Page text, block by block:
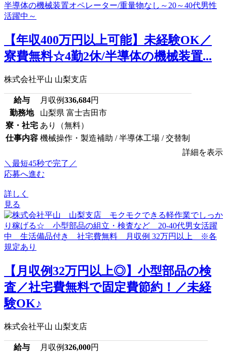
【年収400万円以上可能】未経験OK／
寮費無料☆4勤2休/半導体の機械装置...
株式会社平山 山梨支店
給与 月収例336,684円
勤務地
山梨県 富士吉田市
寮・社宅 あり（無料）
仕事内容 機械操作・製造補助 / 半導体工場 / 交替制
詳細を表示
＼最短45秒で完了／
応募へ進む
詳しく
見る
【月収例32万円以上◎】小型部品の検
査／社宅費無料で固定費節約！／未経
験OK♪
株式会社平山 山梨支店
給与 月収例326,000円